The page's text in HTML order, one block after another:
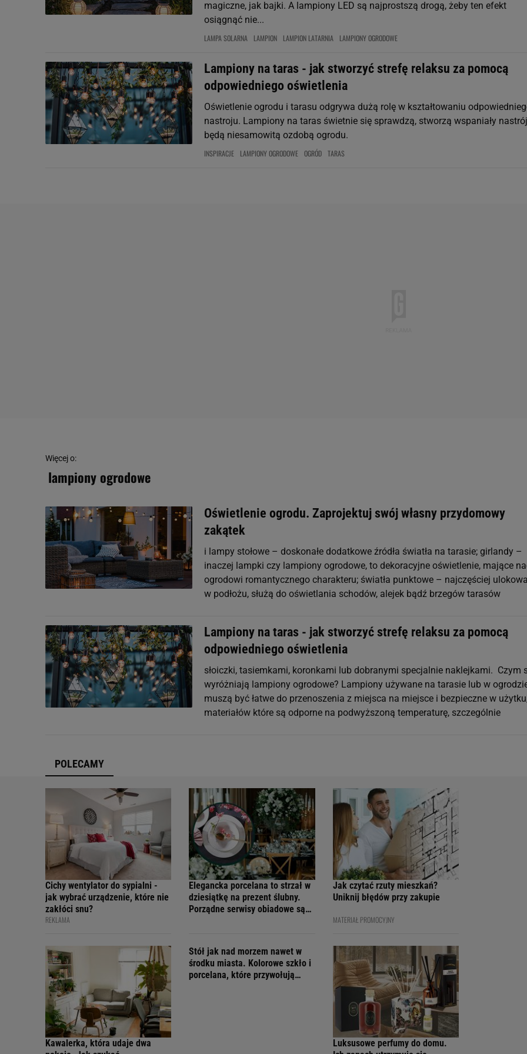
magiczne, jak bajki. A lampiony LED są najprostszą drogą, żeby ten efekt
osiągnąć nie...
LAMPA SOLARNA LAMPION LAMPION LATARNIA LAMPIONY OGRODOWE
Lampiony na taras - jak stworzyć strefę relaksu za pomocą
odpowiedniego oświetlenia
Oświetlenie ogrodu i tarasu odgrywa dużą rolę w kształtowaniu
nastroju. Lampiony na taras świetnie się sprawdzą, stworzą wspaniały
będą niesamowitą ozdobą ogrodu.
INSPIRACJE LAMPIONY OGRODOWE OGRÓD TARAS
Więcej o:
lampiony ogrodowe
Oświetlenie ogrodu. Zaprojektuj swój własny przydomowy
zakątek
i lampy stołowe – doskonałe dodatkowe źródła światła na tarasie; girlandy –
inaczej lampki czy lampiony ogrodowe, to dekoracyjne oświetlenie, mające
ogrodowi romantycznego charakteru; światła punktowe – najczęściej
w podłożu, służą do oświetlania schodów, alejek bądź brzegów tarasów
Lampiony na taras - jak stworzyć strefę relaksu za pomocą
odpowiedniego oświetlenia
słoiczki, tasiemkami, koronkami lub dobranymi specjalnie naklejkami. Czym
wyróżniają lampiony ogrodowe? Lampiony używane na tarasie lub w
muszą być łatwe do przenoszenia z miejsca na miejsce i bezpieczne w
materiałów które są odporne na podwyższoną temperaturę, szczególnie
POLECAMY
Cichy wentylator do sypialni -
jak wybrać urządzenie, które nie
zakłóci snu?
REKLAMA
Elegancka porcelana to strzał w
dziesiątkę na prezent ślubny.
Porządne serwisy obiadowe są
Jak czytać rzuty mieszkań?
Uniknij błędów przy zakupie
MATERIAŁ PROMOCYJNY
Kawalerka, która udaje dwa
Stół jak nad morzem nawet w
środku miasta. Kolorowe szkło i
porcelana, które przywołują
Luksusowe perfumy do domu.